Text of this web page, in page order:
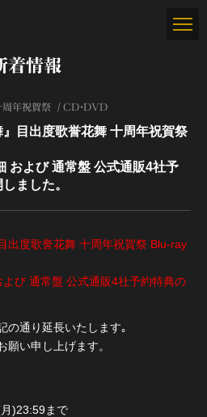
着情報
周年祝賀祭 CD・DVD
目出度歌誉花舞 十周年祝賀祭
および 通常盤 公式通販4社予
ました。
出度歌誉花舞 十周年祝賀祭 Blu-ray
び 通常盤 公式通販4社予約特典の
の通り延長いたします｡
願い申し上げます。
)23:59まで